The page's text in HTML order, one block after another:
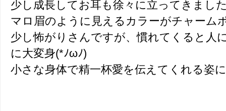
少し成長してお耳も徐々に立ってきまし
マロ眉のように見えるカラーがチャーム
少し怖がりさんですが、慣れてくると人
に大変身(*ﾉωﾉ)
小さな身体で精一杯愛を伝えてくれる姿